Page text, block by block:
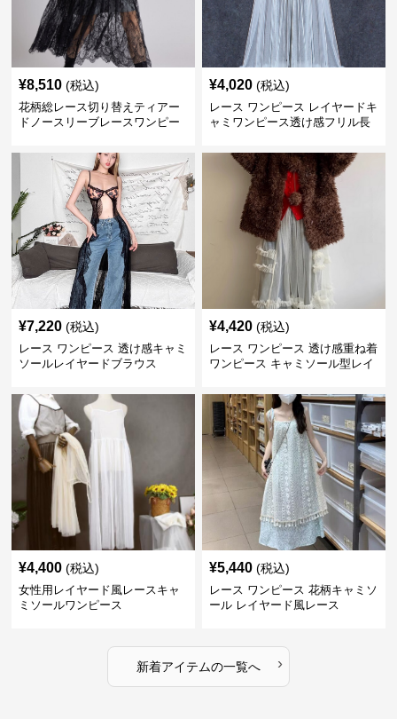
¥8,510 (税込)
花柄総レース切り替えティアー
ドノースリーブレースワンピー
¥4,020 (税込)
レース ワンピース レイヤードキ
ャミワンピース透け感フリル長
¥7,220 (税込)
レース ワンピース 透け感キャミ
ソールレイヤードブラウス
¥4,420 (税込)
レース ワンピース 透け感重ね着
ワンピース キャミソール型レイ
¥4,400 (税込)
女性用レイヤード風レースキャ
ミソールワンピース
¥5,440 (税込)
レース ワンピース 花柄キャミソ
ール レイヤード風レース
新着アイテムの一覧へ ›